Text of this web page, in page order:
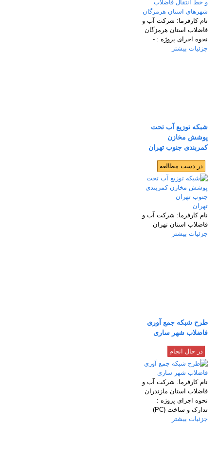
نام كارفرما: شركت آب و
فاضلاب استان هرمزگان
نحوه اجرای پروژه : -
جزئیات بیشتر
شبکه توزیع آب تحت
پوشش مخازن
کمربندی جنوب تهران
در دست مطالعه
تهران
نام كارفرما: شركت آب و
فاضلاب استان تهران
جزئیات بیشتر
طرح شبکه جمع آوري
فاضلاب شهر ساری
در حال انجام
نام كارفرما: شركت آب و
فاضلاب استان مازندران
نحوه اجرای پروژه :
تدارک و ساخت (PC)
جزئیات بیشتر